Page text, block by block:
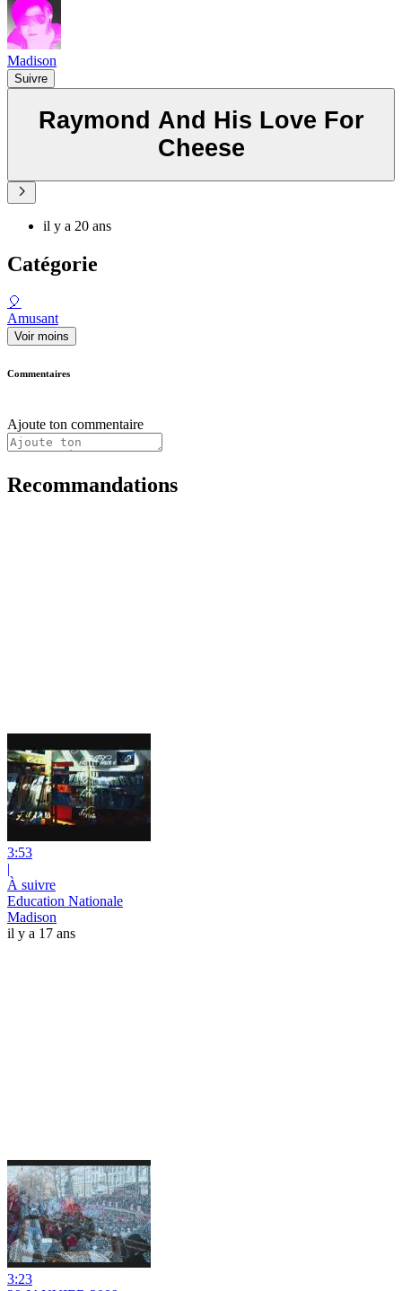
Madison
Suivre
Raymond And His Love For
Cheese
il y a 20 ans
Catégorie
🎈
Amusant
Voir moins
Commentaires
Ajoute ton commentaire
Recommandations
3:53
|
À suivre
Education Nationale
Madison
il y a 17 ans
3:23